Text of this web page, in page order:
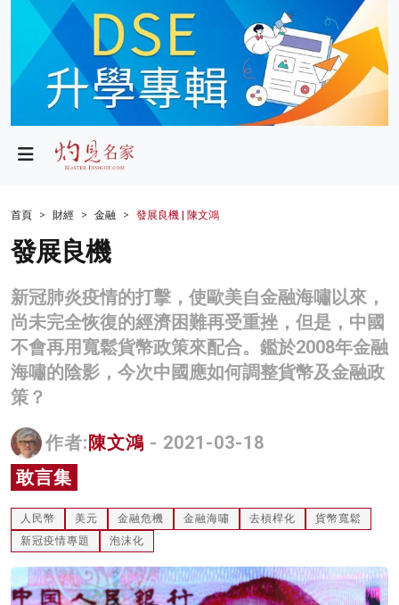
政局
財經
生活
商業
科技
影片
名家榜
灼見活動
首頁 財經 金融 發展良機 | 陳文鴻
發展良機
新冠肺炎疫情的打擊，使歐美自金融海嘯以來，
尚未完全恢復的經濟困難再受重挫，但是，中國
不會再用寬鬆貨幣政策來配合。鑑於2008年金融
海嘯的陰影，今次中國應如何調整貨幣及金融政
策？
作者: 陳文鴻 - 2021-03-18
敢言集
人民幣 美元 金融危機 金融海嘯 去槓桿化
貨幣寬鬆
新冠疫情專題
泡沫化